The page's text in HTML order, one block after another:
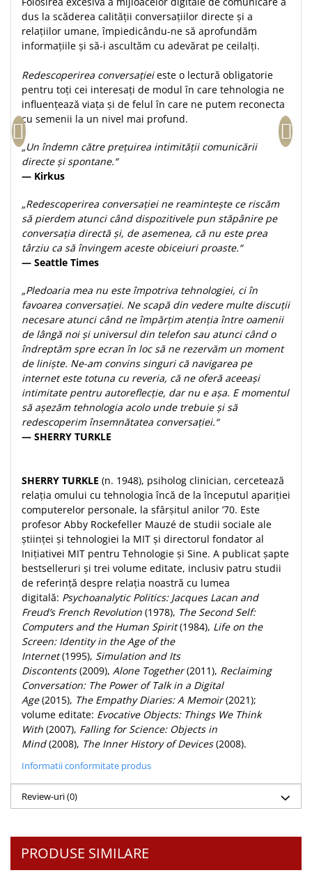
Teologie
A doua venire
Apologetica
Dogmatica
Istoria Bisericii
Misiune
Viata crestina
Contemporaneitate
Devotional
Lupta Spirituala
Schimbarea caracterului
Slujire
Suferinta
Viata de zi cu zi
Despre afaceri
Dezvoltare personala
Leadership
Mediu
Sanatate / nutritie
dus la scăderea calității conversațiilor directe și a
relațiilor umane, împiedicându-ne să aprofundăm
informațiile și să-i ascultăm cu adevărat pe ceilalți.
Redescoperirea conversațieieste o lectură obligatorie
pentru toți cei interesați de modul în care tehnologia ne
influențează viața și de felul în care ne putem reconecta
cu semenii la un nivel mai profund.
„Un îndemn către prețuirea intimității comunicării
directe și spontane.“
— Kirkus
„Redescoperirea conversației ne reamintește ce ris­căm
să pierdem atunci când dispozitivele pun stăpânire pe
conver­sația directă și, de asemenea, că nu este prea
târziu ca să învingem aceste obiceiuri proaste.“
— Seattle Times
„Pledoaria mea nu este împotriva tehnologiei, ci în
favoarea conversației. Ne scapă din vedere multe discuții
necesare atunci când ne împărțim atenția între oamenii
de lângă noi și universul din telefon sau atunci când o
îndreptăm spre ecran în loc să ne rezervăm un moment
de liniște. Ne-am convins singuri că navigarea pe
internet este totuna cu reveria, că ne oferă aceeași
intimitate pentru autoreflecție, dar nu e așa. E momentul
să așezăm tehnologia acolo unde trebuie și să
redescoperim însemnătatea conversației.“
— SHERRY TURKLE
SHERRY TURKLE (n. 1948), psiholog clinician, cercetează
relația omului cu tehnologia încă de la începutul apariției
computerelor personale, la sfârșitul anilor ’70. Este
profesor Abby Rockefeller Mauzé de studii sociale ale
științei și tehnologiei la MIT și directorul fondator al
Inițiativei MIT pentru Tehnologie și Sine. A publicat șapte
bestselleruri și trei volume editate, inclusiv patru studii
de referință despre relația noastră cu lumea
digitală: Psychoanalytic Politics: Jacques Lacan and
Freud’s French Revolution (1978), The Second Self:
Computers and the Human Spirit(1984), Life on the
Screen: Identity in the Age of the
Internet(1995), Simulation and Its
Discontents(2009), Alone Together(2011), Reclaiming
Conversation: The Power of Talk in a Digital
Age(2015), The Empathy Diaries: A Memoir(2021);
volume editate: Evocative Objects: Things We Think
With (2007), Falling for Science: Objects in
Mind(2008), The Inner History of Devices(2008).
Informatii conformitate produs
Review-uri(0)
PRODUSE SIMILARE